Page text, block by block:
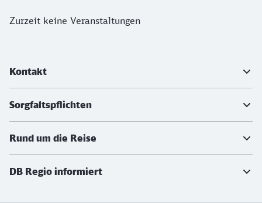
Keine Veranstaltungen
Zurzeit keine Veranstaltungen
Kontakt
Sorgfaltspflichten
Rund um die Reise
DB Regio informiert